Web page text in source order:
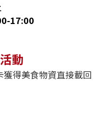
17:00
動
得美食物資直接載回